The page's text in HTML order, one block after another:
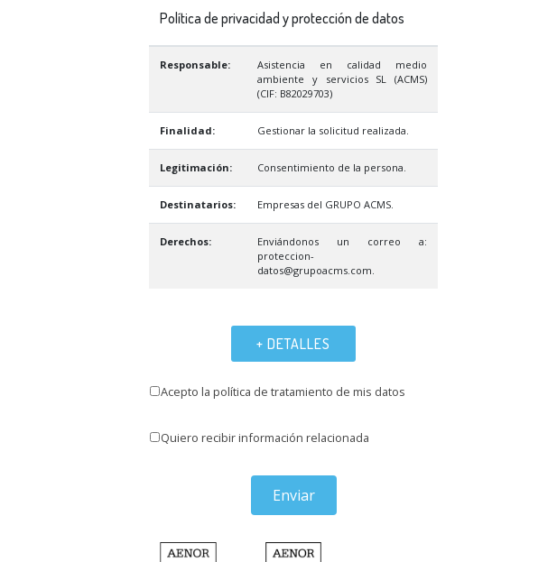
Política de privacidad y protección de datos
Responsable:
Asistencia en calidad medio
ambiente y servicios SL (ACMS)
(CIF: B82029703)
Finalidad: Gestionar la solicitud realizada.
Legitimación: Consentimiento de la persona.
Destinatarios: Empresas del GRUPO ACMS.
Derechos:
Enviándonos un correo a:
proteccion-
datos@grupoacms.com.
+ DETALLES
Acepto la política de tratamiento de mis datos
Quiero recibir información relacionada
Enviar